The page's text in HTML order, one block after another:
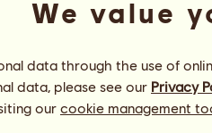
Jellemvonások
Elért
Nincs
We value
data through the use of
data, please see our Privacy
our cookie management